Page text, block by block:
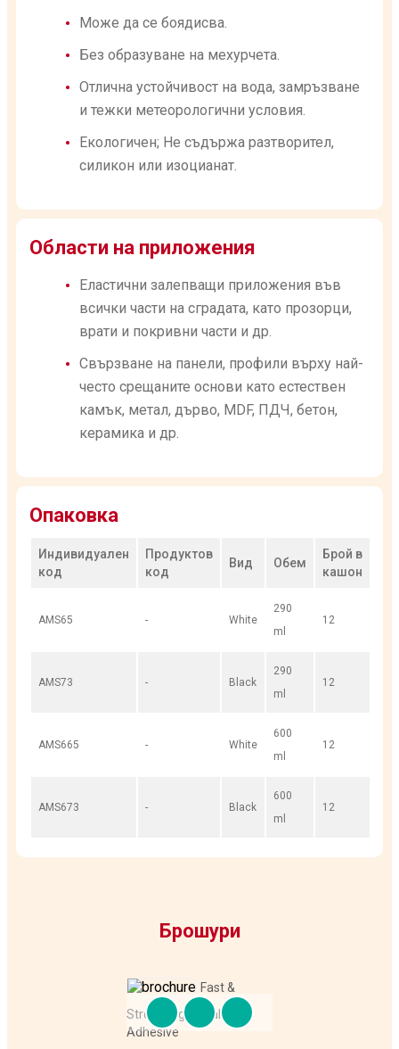
Може да се боядисва.
Без образуване на мехурчета.
Отлична устойчивост на вода, замръзване
и тежки метеорологични условия.
Екологичен; Не съдържа разтворител,
силикон или изоцианат.
Области на приложения
Еластични залепващи приложения във
всички части на сградата, като прозорци,
врати и покривни части и др.
Свързване на панели, профили върху най-
често срещаните основи като естествен
камък, метал, дърво, MDF, ПДЧ, бетон,
керамика и др.
Опаковка
Индивидуален
код
Продуктов
код
Вид Обем
Брой в
кашон
AMS65 - White
290
ml
12
AMS73 - Black
290
ml
12
AMS665 - White
600
ml
12
AMS673 - Black
600
ml
12
Брошури
Fast &
Strong High Quality
Adhesive